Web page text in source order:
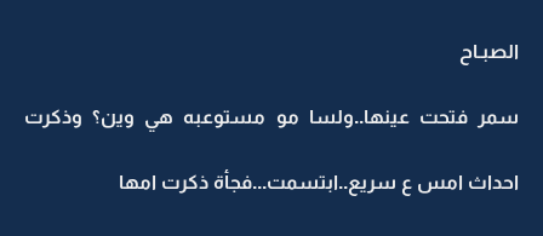
الصبـاح
سمر فتحت عينها..ولسا مو مستوعبه هي وين؟ وذكرت
احداث امس ع سريع..ابتسمت...فجأة ذكرت امها